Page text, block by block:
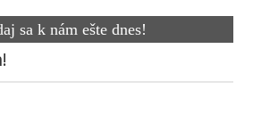
sa k nám ešte dnes!